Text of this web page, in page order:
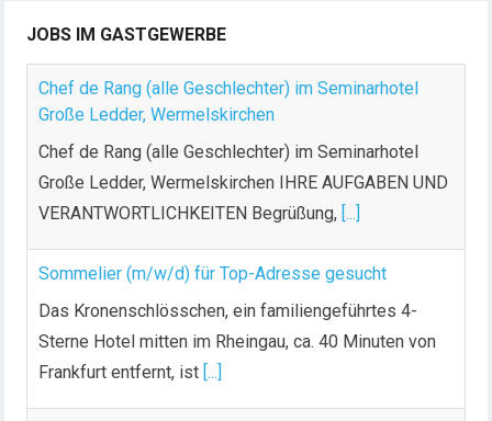
JOBS IM GASTGEWERBE
Chef de Rang (alle Geschlechter) im Seminarhotel
Große Ledder, Wermelskirchen
Chef de Rang (alle Geschlechter) im Seminarhotel
Große Ledder, Wermelskirchen IHRE AUFGABEN UND
VERANTWORTLICHKEITEN Begrüßung, [...]
Sommelier (m/w/d) für Top-Adresse gesucht
Das Kronenschlösschen, ein familiengeführtes 4-
Sterne Hotel mitten im Rheingau, ca. 40 Minuten von
Frankfurt entfernt, ist [...]